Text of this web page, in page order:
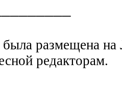
размещена на
редакторам.